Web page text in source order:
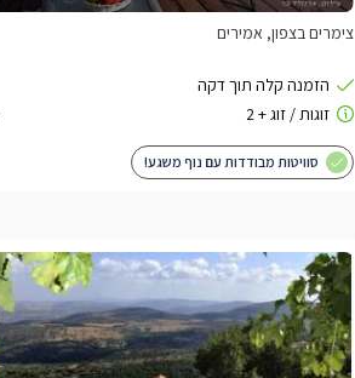
צימרים בצפון, אמירים
סוויטות מבודדות עם נוף משגע!